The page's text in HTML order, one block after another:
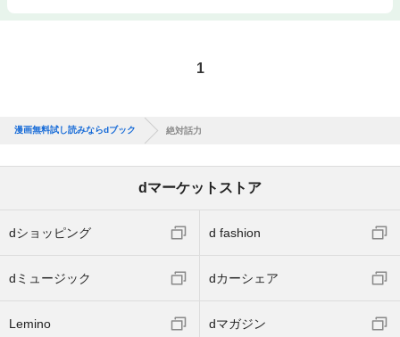
1
漫画無料試し読みならdブック 絶対話力
dマーケットストア
dショッピング d fashion
dミュージック dカーシェア
Lemino dマガジン